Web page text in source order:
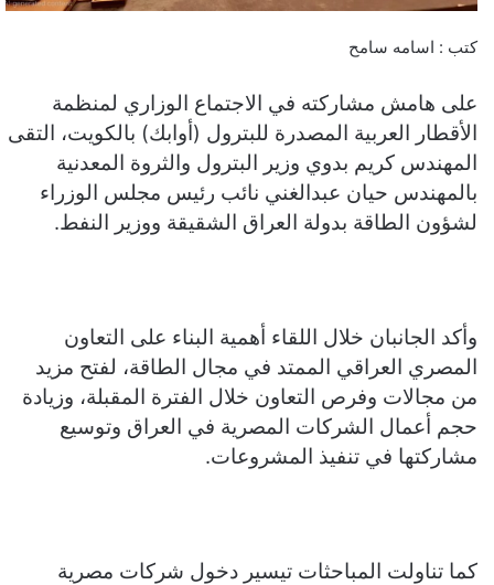
كتب : اسامه سامح
على هامش مشاركته في الاجتماع الوزاري لمنظمة
الأقطار العربية المصدرة للبترول (أوابك) بالكويت، التقى
المهندس كريم بدوي وزير البترول والثروة المعدنية
بالمهندس حيان عبدالغني نائب رئيس مجلس الوزراء
لشؤون الطاقة بدولة العراق الشقيقة ووزير النفط.
وأكد الجانبان خلال اللقاء أهمية البناء على التعاون
المصري العراقي الممتد في مجال الطاقة، لفتح مزيد
من مجالات وفرص التعاون خلال الفترة المقبلة، وزيادة
حجم أعمال الشركات المصرية في العراق وتوسيع
مشاركتها في تنفيذ المشروعات.
كما تناولت المباحثات تيسير دخول شركات مصرية